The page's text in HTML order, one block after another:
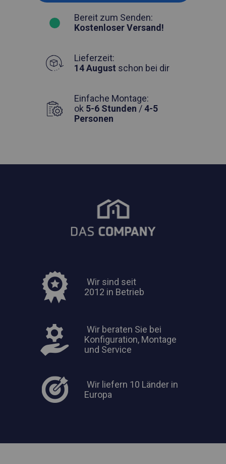
Bereit zum Senden:
Kostenloser Versand!
Lieferzeit:
14 August schon bei dir
Einfache Montage:
ok 5-6 Stunden /4-5
Personen
Wir sind seit
2012 in Betrieb
Wir beraten Sie bei
Konfiguration, Montage
und Service
Wir liefern 10 Länder in
Europa